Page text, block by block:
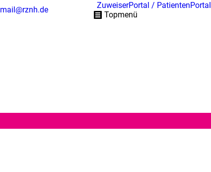
mail@rznh.de
ZuweiserPortal / PatientenPortal
Topmenü
Aktuelles
Leistungen